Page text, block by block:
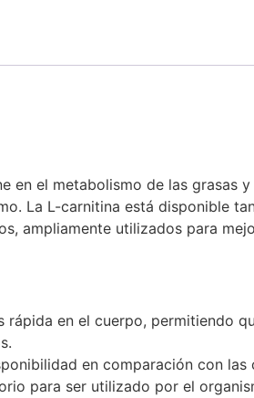
en el metabolismo de las grasas
La L-carnitina está disponible
ampliamente utilizados para
en el cuerpo, permitiendo
en comparación con las
para ser utilizado por el